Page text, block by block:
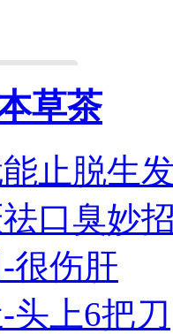
草茶
止脱生
口臭妙
很伤肝
头上6把刀